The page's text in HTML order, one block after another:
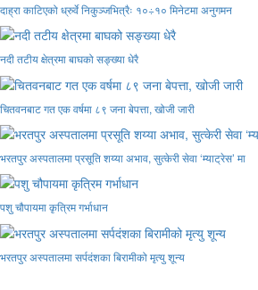
दाह्रा काटिएको ध्रुर्वे निकुञ्जभित्रैः १०÷१० मिनेटमा अनुगमन
नदी तटीय क्षेत्रमा बाघको सङ्ख्या धेरै
चितवनबाट गत एक वर्षमा ८९ जना बेपत्ता, खोजी जारी
भरतपुर अस्पतालमा प्रसूति शय्या अभाव, सुत्केरी सेवा ‘म्याट्रेस’ मा
पशु चौपायमा कृत्रिम गर्भाधान
भरतपुर अस्पतालमा सर्पदंशका बिरामीको मृत्यु शून्य